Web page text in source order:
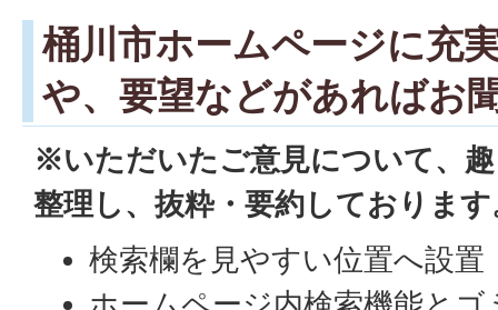
桶川市ホームページに充
や、要望などがあればお
※いただいたご意見について、
整理し、抜粋・要約しております
検索欄を見やすい位置へ設置